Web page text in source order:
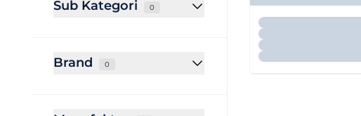
Sub Kategori 0
Brand 0